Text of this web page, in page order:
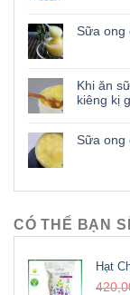
Sữa ong
Khi ăn
kiêng kị
Sữa ong
CÓ THỂ BẠN
Hạt